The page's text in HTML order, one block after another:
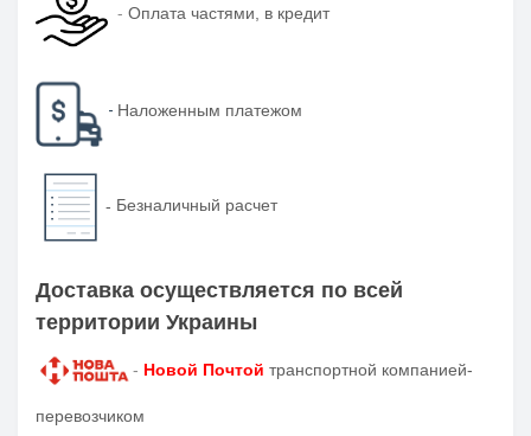
- Оплата частями, в кредит
- Наложенным платежом
- Безналичный расчет
Доставка осуществляется по всей
территории Украины
- Новой Почтой транспортной компанией-
перевозчиком